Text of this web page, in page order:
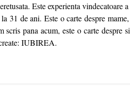
Este experienta vindecatoare
31 de ani. Este o carte despre
pana acum, este o carte despre
IUBIREA.